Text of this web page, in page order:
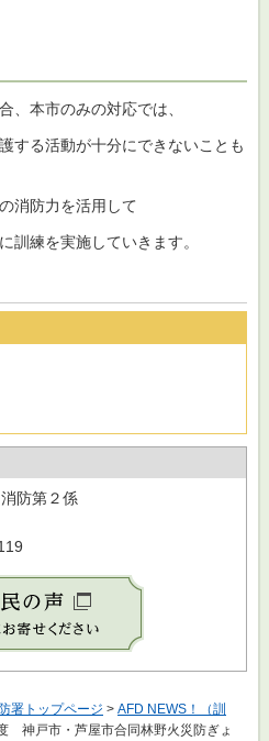
、本市のみの対応では、
する活動が十分にできないことも
消防力を活用して
訓練を実施していきます。
防第２係
署トップページ > AFD NEWS！（訓
神戸市・芦屋市合同林野火災防ぎょ